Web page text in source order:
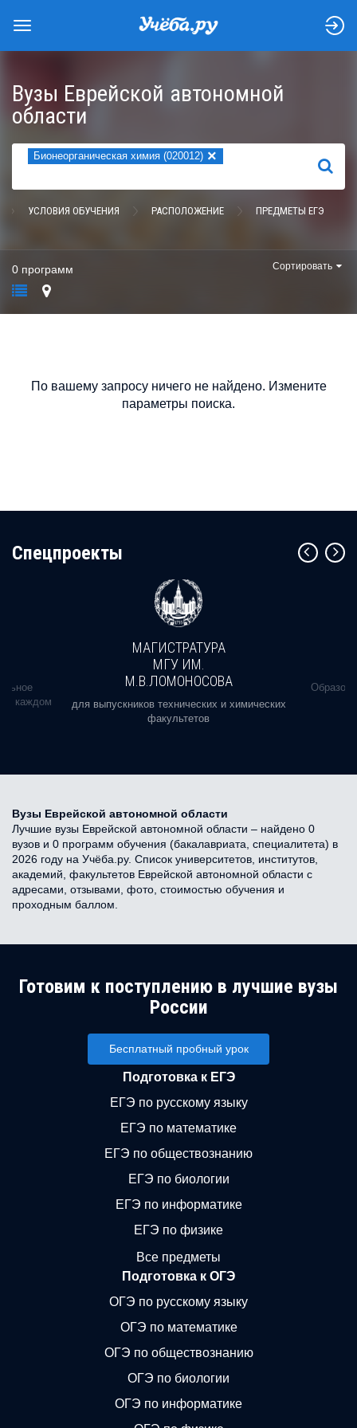
Вузы Еврейской автономной
области
Бионеорганическая химия (020012) ×
НАЙТИ
УСЛОВИЯ ОБУЧЕНИЯ РАСПОЛОЖЕНИЕ ПРЕДМЕТЫ ЕГЭ
0 программ Сортировать
По вашему запросу ничего не найдено. Измените
параметры поиска.
Cпецпроекты
в каждом
МАГИСТРАТУРА
МГУ ИМ.
М.В.ЛОМОНОСОВА
для выпускников технических и химических
факультетов
Вузы Еврейской автономной области
Лучшие вузы Еврейской автономной области – найдено 0
вузов и 0 программ обучения (бакалавриата, специалитета) в
2026 году на Учёба.ру. Список университетов, институтов,
академий, факультетов Еврейской автономной области с
адресами, отзывами, фото, стоимостью обучения и
проходным баллом.
Готовим к поступлению в лучшие вузы
России
Бесплатный пробный урок
Подготовка к ЕГЭ
ЕГЭ по русскому языку
ЕГЭ по математике
ЕГЭ по обществознанию
ЕГЭ по биологии
ЕГЭ по информатике
ЕГЭ по физике
Все предметы
Подготовка к ОГЭ
ОГЭ по русскому языку
ОГЭ по математике
ОГЭ по обществознанию
ОГЭ по биологии
ОГЭ по информатике